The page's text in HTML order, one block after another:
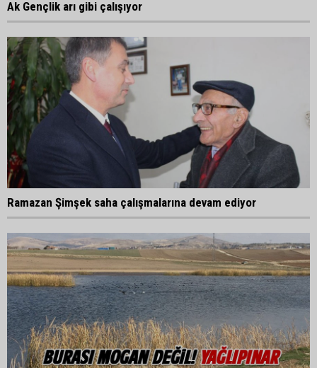
Ak Gençlik arı gibi çalışıyor
Ramazan Şimşek saha çalışmalarına devam ediyor